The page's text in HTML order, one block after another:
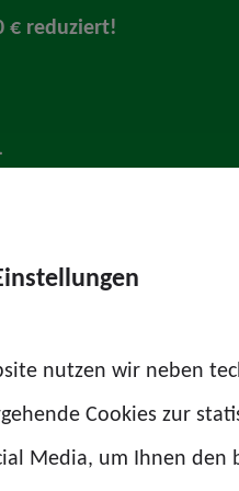
€ reduziert!
lockergelassen.
Argumentation im
nutzen wir neben
Cookies zur
Media, um Ihnen den